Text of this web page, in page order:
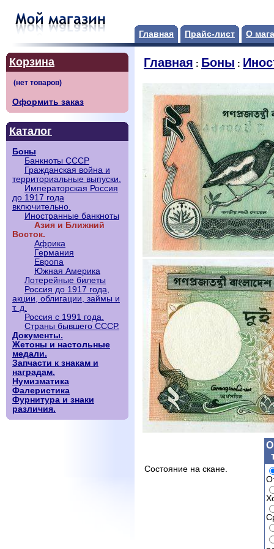
Главная Прайс-лист О
Корзина
Оформить заказ
Каталог
Боны
Банкноты СССР
Гражданская война и
территориальные выпуски.
Императорская Россия
до 1917 года
включительно.
Иностранные банкноты
Азия и Ближний
Восток.
Африка
Германия
Европа
Южная Америка
Лотерейные билеты
Россия до 1917 года,
акции, облигации, займы и
т. д.
Россия с 1991 года.
Страны бывшего СССР.
Документы.
Жетоны и настольные
медали.
Запчасти к знакам и
наградам.
Нумизматика
Фалеристика
Фурнитура и знаки
различия.
Главная : Боны :
Состояние на скане.